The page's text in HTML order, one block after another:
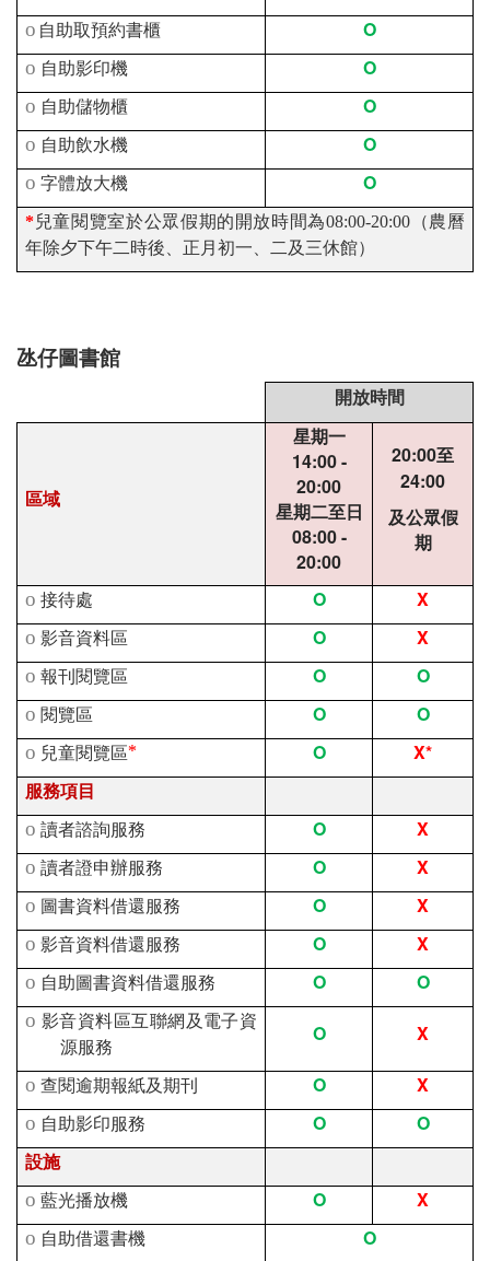
o 自助取預約書櫃 O
o 自助影印機 O
o 自助儲物櫃 O
o 自助飲水機 O
o 字體放大機 O
*兒童閱覽室於公眾假期的開放時間為08:00-20:00（農曆
年除夕下午二時後、正月初一、二及三休館）
氹仔圖書館
開放時間
區域
星期一
14:00 -
20:00
星期二至日
08:00 -
20:00
20:00至
24:00
及公眾假
期
o 接待處 O X
o 影音資料區 O X
o 報刊閱覽區 O O
o 閱覽區 O O
o 兒童閱覽區* O X*
服務項目
o 讀者諮詢服務 O X
o 讀者證申辦服務 O X
o 圖書資料借還服務 O X
o 影音資料借還服務 O X
o 自助圖書資料借還服務 O O
o 影音資料區互聯網及電子資
源服務
O X
o 查閱逾期報紙及期刊 O X
o 自助影印服務 O O
設施
o 藍光播放機 O X
o 自助借還書機 O